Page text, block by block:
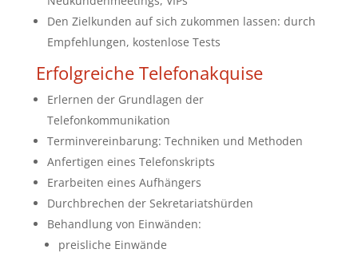
Den Zielkunden auf sich zukommen lassen: durch
Empfehlungen, kostenlose Tests
Erfolgreiche Telefonakquise
Erlernen der Grundlagen der
Telefonkommunikation
Terminvereinbarung: Techniken und Methoden
Anfertigen eines Telefonskripts
Erarbeiten eines Aufhängers
Durchbrechen der Sekretariatshürden
Behandlung von Einwänden:
preisliche Einwände